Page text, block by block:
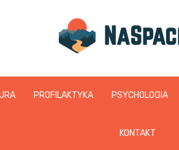
naspacer.pl
PROFILAKTYKA PSYCHOLOGIA
KONTAKT